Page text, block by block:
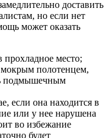
доставить
но если нет
может оказать
прохладное место;
полотенцем,
подмышечным
если она находится в
или у нее нарушена
во избежание
будет